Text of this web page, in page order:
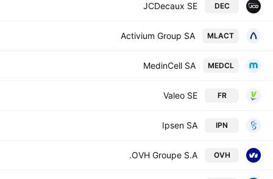
DEC
JCDecaux SE
MLACT
Activium Group SA
MEDCL
MedinCell SA
FR
Valeo SE
IPN
Ipsen SA
OVH
OVH Groupe S.A.